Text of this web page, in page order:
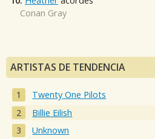
Conan Gray
ARTISTAS DE TENDENCIA
Twenty One Pilots
Billie Eilish
Unknown